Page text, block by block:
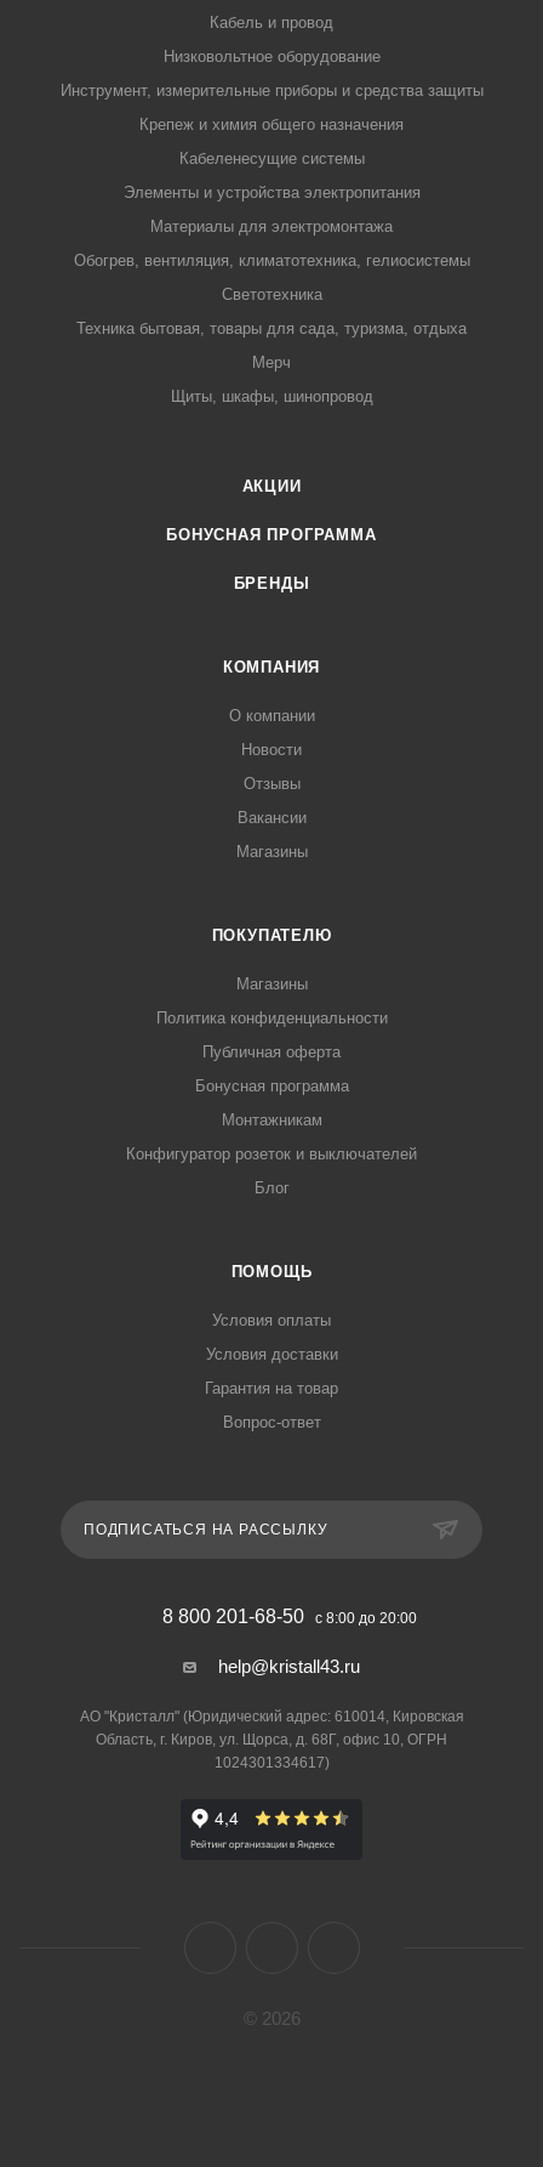
Кабель и провод
Низковольтное оборудование
Инструмент, измерительные приборы и средства защиты
Крепеж и химия общего назначения
Кабеленесущие системы
Элементы и устройства электропитания
Материалы для электромонтажа
Обогрев, вентиляция, климатотехника, гелиосистемы
Светотехника
Техника бытовая, товары для сада, туризма, отдыха
Мерч
Щиты, шкафы, шинопровод
АКЦИИ
БОНУСНАЯ ПРОГРАММА
БРЕНДЫ
КОМПАНИЯ
О компании
Новости
Отзывы
Вакансии
Магазины
ПОКУПАТЕЛЮ
Магазины
Политика конфиденциальности
Публичная оферта
Бонусная программа
Монтажникам
Конфигуратор розеток и выключателей
Блог
ПОМОЩЬ
Условия оплаты
Условия доставки
Гарантия на товар
Вопрос-ответ
ПОДПИСАТЬСЯ НА РАССЫЛКУ
8 800 201-68-50 с 8:00 до 20:00
help@kristall43.ru
АО "Кристалл" (Юридический адрес: 610014, Кировская
Область, г. Киров, ул. Щорса, д. 68Г, офис 10, ОГРН
1024301334617)
© 2026